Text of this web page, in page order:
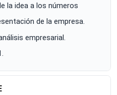
la idea a los números
de la empresa.
empresarial.